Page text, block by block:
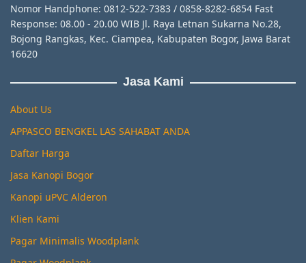
Nomor Handphone: 0812-522-7383 / 0858-8282-6854 Fast
Response: 08.00 - 20.00 WIB Jl. Raya Letnan Sukarna No.28,
Bojong Rangkas, Kec. Ciampea, Kabupaten Bogor, Jawa Barat
16620
Jasa Kami
About Us
APPASCO BENGKEL LAS SAHABAT ANDA
Daftar Harga
Jasa Kanopi Bogor
Kanopi uPVC Alderon
Klien Kami
Pagar Minimalis Woodplank